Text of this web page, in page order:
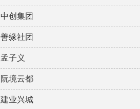
中创集团
善缘社团
孟子义
阮境云都
建业兴城